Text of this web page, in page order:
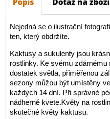
Nejedná se o ilustrační
ten, který obdržíte.
Kaktusy a sukulenty jsou
rostlinky. Ke svému
dostatek světla, přiměřenou
sezony můžou být umístěny
každých 14 dní. Při správné
nádherně kvete.Květy na
skutečné květy kaktusu.